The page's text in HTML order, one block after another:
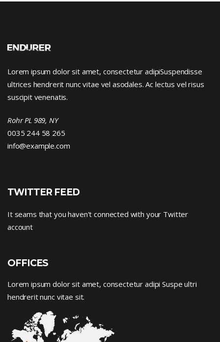
Lorem ipsum dolor sit amet, consectetur adipiSuspendisse
ultrices hendrerit nunc vitae vel asodales. Ac lectus vel risus
suscipit venenatis.
Rohr PL 989, NY
0035 244 58 265
info@example.com
TWITTER FEED
It seams that you haven't connected with your Twitter
account
OFFICES
Lorem ipsum dolor sit amet, consectetur adipi Suspe ultri
hendrerit nunc vitae sit.